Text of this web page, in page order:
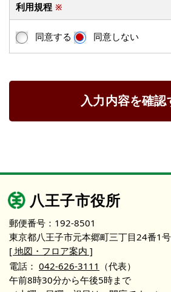
利用規程 ※
同意する 同意しない
入力内容を確認
八王子市役所
郵便番号：192-8501
東京都八王子市元本郷町三丁目24番1号
[ 地図・フロア案内 ]
電話： 042-626-3111 （代表）
午前8時30分から午後5時まで